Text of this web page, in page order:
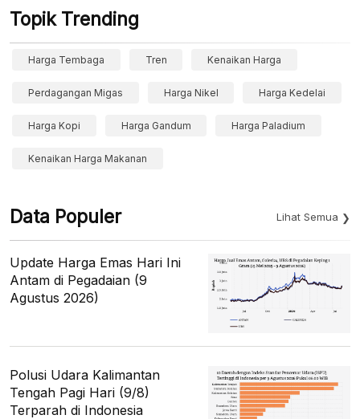
Topik Trending
Harga Tembaga Tren Kenaikan Harga
Perdagangan Migas Harga Nikel Harga Kedelai
Harga Kopi Harga Gandum Harga Paladium
Kenaikan Harga Makanan
Data Populer Lihat Semua
Update Harga Emas Hari Ini
Antam di Pegadaian (9
Agustus 2026)
Polusi Udara Kalimantan
Tengah Pagi Hari (9/8)
Terparah di Indonesia